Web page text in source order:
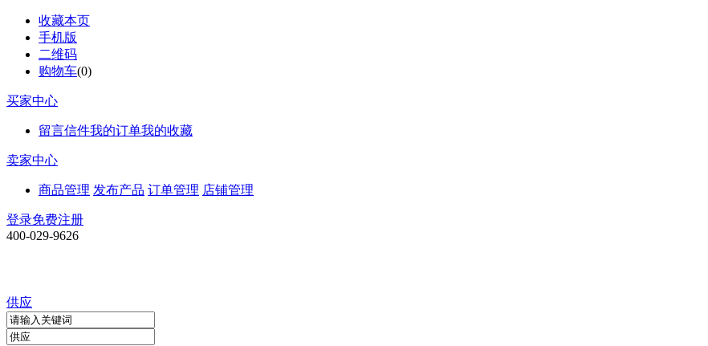
收藏本页
手机版
二维码
购物车(0)
买家中心
留言信件我的订单我的收藏
卖家中心
商品管理 发布产品 订单管理 店铺管理
登录免费注册
400-029-9626
供应